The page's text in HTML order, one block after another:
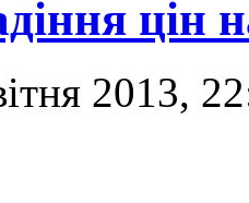
цін
2013,